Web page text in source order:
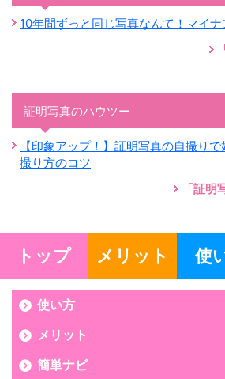
10年間ずっと同じ写真なんて！マイナ
証明写真のハウツー
【印象アップ！】証明写真の自撮り
撮り方のコツ
「証
トップ メリット 使
使い方
メリット
簡単ナビ